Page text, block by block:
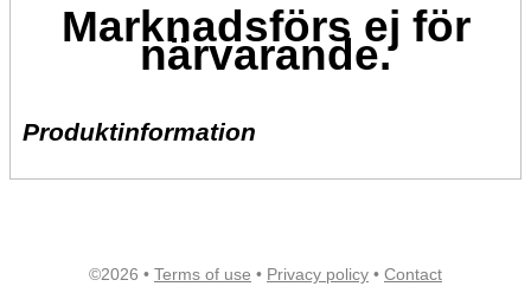
Marknadsförs ej för
närvarande.
Produktinformation
©2026 • Terms of use • Privacy policy • Contact